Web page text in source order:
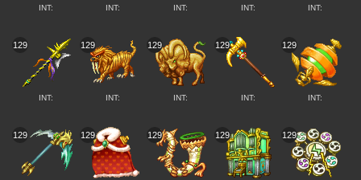
INT: INT: INT: INT: INT:
129
INT:
129
INT:
129
INT:
129
INT:
129
INT:
129 129 129 129 129